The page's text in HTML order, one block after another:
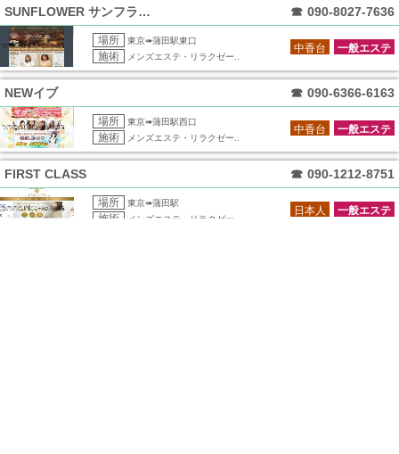
SUNFLOWER サンフラワー ☎ 090-8027-7636
場所 東京➠蒲田駅東口
施術 メンズエステ・リラクゼー..
一般エステ
中香台
NEWイブ ☎ 090-6366-6163
場所 東京➠蒲田駅西口
施術 メンズエステ・リラクゼー..
一般エステ
中香台
FIRST CLASS ☎ 090-1212-8751
場所 東京➠蒲田駅
施術 メンズエステ・リラクゼー..
一般エステ
日本人